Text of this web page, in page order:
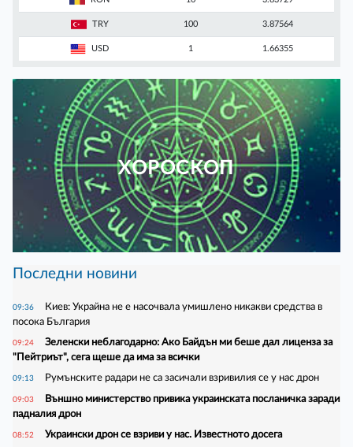
TRY 100 3.87564
USD 1 1.66355
ХОРОСКОП
Последни новини
09:36
Киев: Украйна не е насочвала умишлено никакви средства в
посока България
09:24
Зеленски неблагодарно: Ако Байдън ми беше дал лиценза за
"Пейтриът", сега щеше да има за всички
09:13 Румънските радари не са засичали взривилия се у нас дрон
09:03
Външно министерство привика украинската посланичка заради
падналия дрон
08:52 Украински дрон се взриви у нас. Известното досега